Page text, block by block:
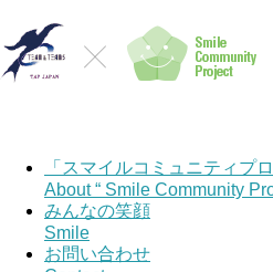
「スマイルコミュニティプ
About “ Smile Community
みんなの笑顔
Smile
お問い合わせ